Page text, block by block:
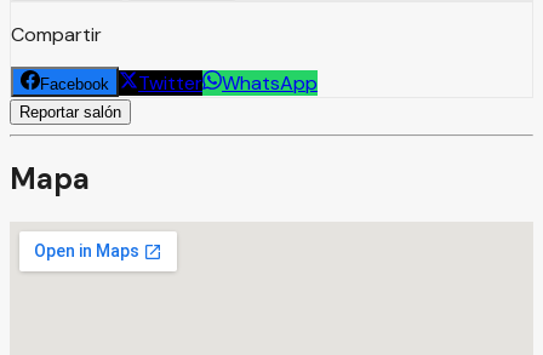
Compartir
Facebook Twitter WhatsApp
Reportar salón
Mapa